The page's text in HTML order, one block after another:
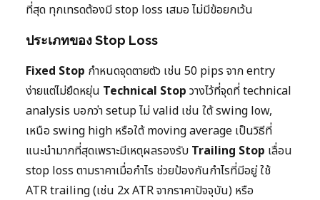
ที่สุด ทุกเทรดต้องมี stop loss เสมอ ไม่มีข้อยกเว้น
ประเภทของ Stop Loss
Fixed Stop กำหนดจุดตายตัว เช่น 50 pips จาก entry
ง่ายแต่ไม่ยืดหยุ่น Technical Stop วางไว้ที่จุดที่ technical
analysis บอกว่า setup ไม่ valid เช่น ใต้ swing low,
เหนือ swing high หรือใต้ moving average เป็นวิธีที่
แนะนำมากที่สุดเพราะมีเหตุผลรองรับ Trailing Stop เลื่อน
stop loss ตามราคาเมื่อกำไร ช่วยป้องกันกำไรที่มีอยู่ ใช้
ATR trailing (เช่น 2x ATR จากราคาปัจจุบัน) หรือ